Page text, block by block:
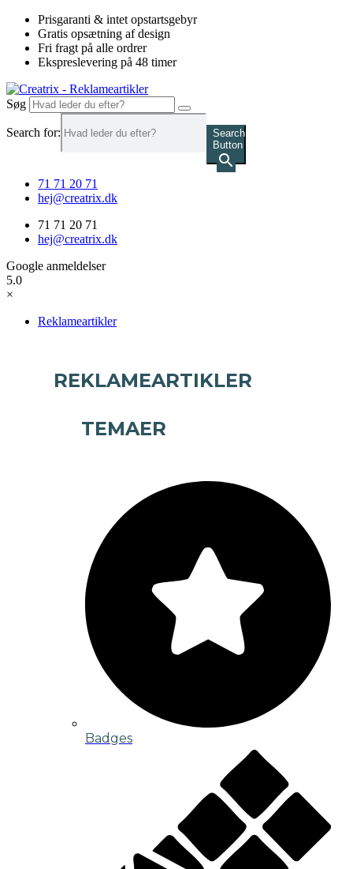
Videre
indhold
Prisgaranti & intet opstartsgebyr
Gratis opsætning af design
Fri fragt på alle ordrer
Ekspreslevering på 48 timer
Søg
Search for:
Search
Button
71 71 20 71
hej@creatrix.dk
71 71 20 71
hej@creatrix.dk
Google anmeldelser
5.0
×
Reklameartikler
REKLAMEARTIKLER
TEMAER
Badges